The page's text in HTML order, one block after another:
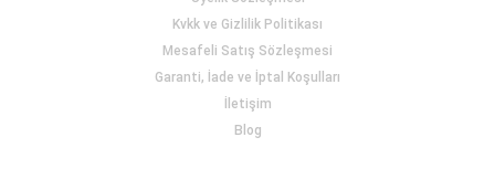
Kvkk ve Gizlilik Politikası
Mesafeli Satış Sözleşmesi
Garanti, İade ve İptal Koşulları
İletişim
Blog